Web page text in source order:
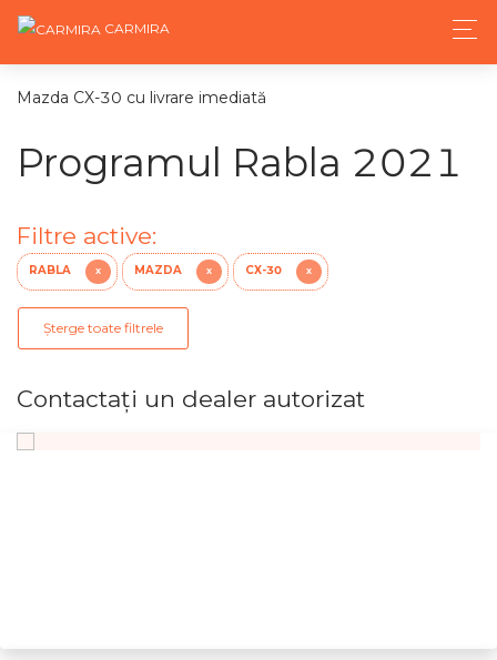
CARMIRA
Mazda CX-30 cu livrare imediată
Programul Rabla 2021
Filtre active:
RABLA X MAZDA X CX-30 X
Șterge toate filtrele
Contactaţi un dealer autorizat